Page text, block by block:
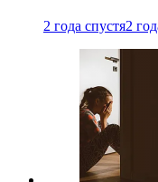
2 года спустя2